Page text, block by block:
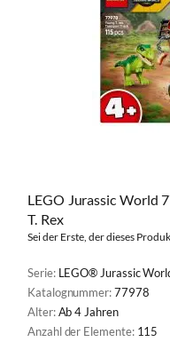
LEGO Jurassic World
T. Rex
Sei der Erste, der dieses
Serie: LEGO® Jurassic
Katalognummer:77978
Alter:Ab 4 Jahren
Anzahl der Elemente: 115